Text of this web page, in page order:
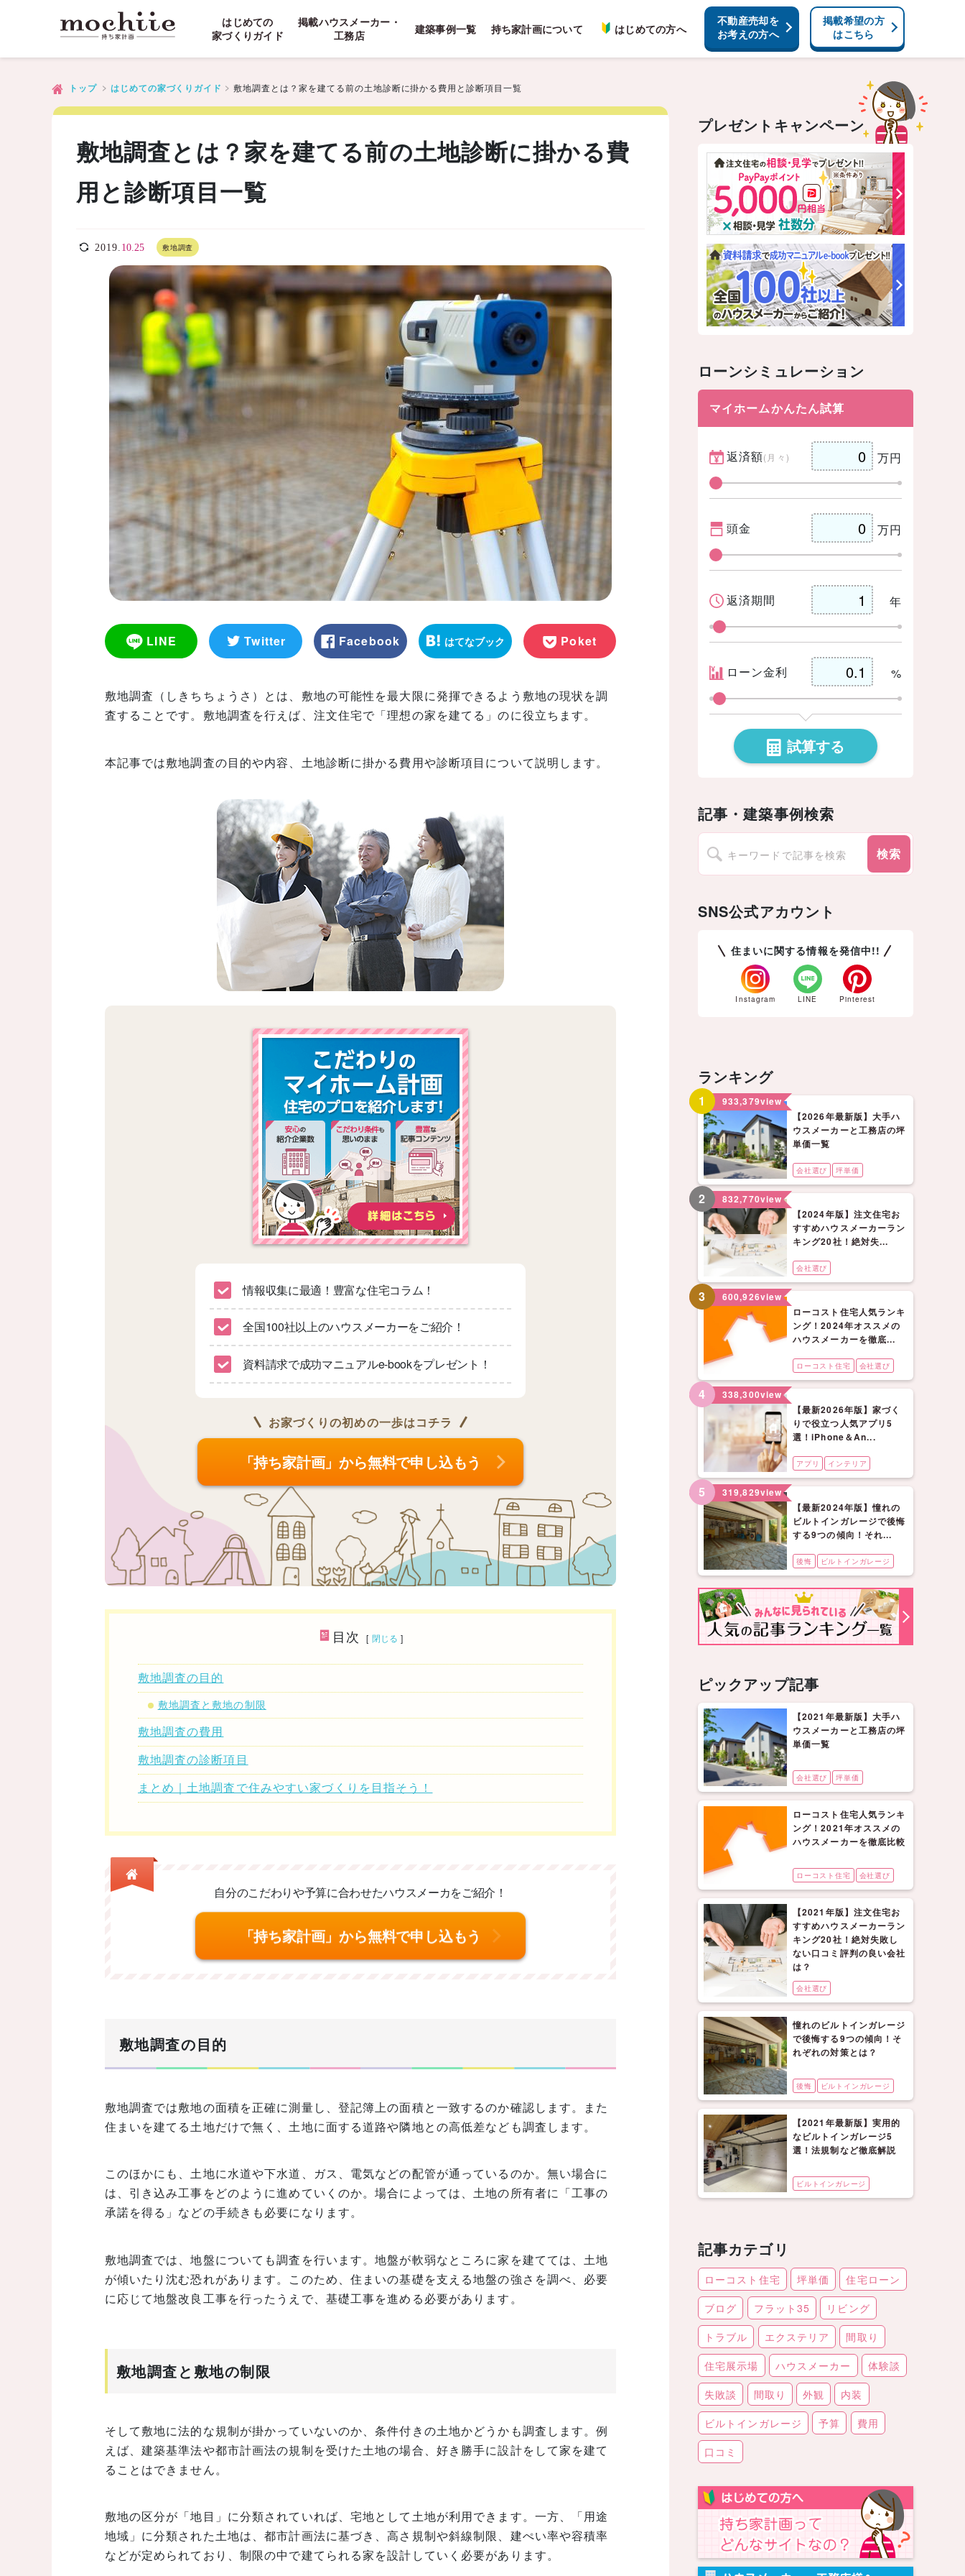
はじめての
家づくりガイド
掲載ハウスメーカー・
工務店
建築事例一覧 持ち家計画について はじめての方へ
不動産売却を
お考えの方へ
掲載希望の方
はこちら
トップ はじめての家づくりガイド 敷地調査とは？家を建てる前の土地診断に掛かる費用と診断項目一覧
敷地調査とは？家を建てる前の土地診断に掛かる費
用と診断項目一覧
2019. 10.25 敷地調査
LINE Twitter Facebook はてなブック Poket
敷地調査（しきちちょうさ）とは、敷地の可能性を最大限に発揮できるよう敷地の現状を調
査することです。敷地調査を行えば、注文住宅で「理想の家を建てる」のに役立ちます。
本記事では敷地調査の目的や内容、土地診断に掛かる費用や診断項目について説明します。
情報収集に最適！豊富な住宅コラム！
全国100社以上のハウスメーカーをご紹介！
資料請求で成功マニュアルe-bookをプレゼント！
お家づくりの初めの一歩はコチラ
「持ち家計画」から無料で申し込もう
目次 [ 閉じる ]
敷地調査の目的
敷地調査と敷地の制限
敷地調査の費用
敷地調査の診断項目
まとめ｜土地調査で住みやすい家づくりを目指そう！
自分のこだわりや予算に合わせたハウスメーカをご紹介！
「持ち家計画」から無料で申し込もう
敷地調査の目的
敷地調査では敷地の面積を正確に測量し、登記簿上の面積と一致するのか確認します。また
住まいを建てる土地だけで無く、土地に面する道路や隣地との高低差なども調査します。
このほかにも、土地に水道や下水道、ガス、電気などの配管が通っているのか。無い場合に
は、引き込み工事をどのように進めていくのか。場合によっては、土地の所有者に「工事の
承諾を得る」などの手続きも必要になります。
敷地調査では、地盤についても調査を行います。地盤が軟弱なところに家を建てては、土地
が傾いたり沈む恐れがあります。このため、住まいの基礎を支える地盤の強さを調べ、必要
に応じて地盤改良工事を行ったうえで、基礎工事を進める必要があります。
敷地調査と敷地の制限
そして敷地に法的な規制が掛かっていないのか、条件付きの土地かどうかも調査します。例
えば、建築基準法や都市計画法の規制を受けた土地の場合、好き勝手に設計をして家を建て
ることはできません。
敷地の区分が「地目」に分類されていれば、宅地として土地が利用できます。一方、「用途
地域」に分類された土地は、都市計画法に基づき、高さ規制や斜線制限、建ぺい率や容積率
などが定められており、制限の中で建てられる家を設計していく必要があります。
プレゼントキャンペーン
ローンシミュレーション
マイホームかんたん試算
返済額(月々) 万円
頭金 万円
返済期間 年
ローン金利 %
試算する
記事・建築事例検索
検索
SNS公式アカウント
住まいに関する情報を発信中!!
Instagram LINE Pinterest
ランキング
1 933,379view
【2026年最新版】大手ハ
ウスメーカーと工務店の坪
単価一覧
会社選び 坪単価
2 832,770view
【2024年版】注文住宅お
すすめハウスメーカーラン
キング20社！絶対失...
会社選び
3 600,926view
ローコスト住宅人気ランキ
ング！2024年オススメの
ハウスメーカーを徹底...
ローコスト住宅 会社選び
4 338,300view
【最新2026年版】家づく
りで役立つ人気アプリ5
選！iPhone＆An...
アプリ インテリア
5 319,829view
【最新2024年版】憧れの
ビルトインガレージで後悔
する9つの傾向！それ...
後悔 ビルトインガレージ
ピックアップ記事
【2021年最新版】大手ハ
ウスメーカーと工務店の坪
単価一覧
会社選び 坪単価
ローコスト住宅人気ランキ
ング！2021年オススメの
ハウスメーカーを徹底比較
ローコスト住宅 会社選び
【2021年版】注文住宅お
すすめハウスメーカーラン
キング20社！絶対失敗し
ない口コミ評判の良い会社
は？
会社選び
憧れのビルトインガレージ
で後悔する9つの傾向！そ
れぞれの対策とは？
後悔 ビルトインガレージ
【2021年最新版】実用的
なビルトインガレージ5
選！法規制など徹底解説
ビルトインガレージ
記事カテゴリ
ローコスト住宅 坪単価
住宅ローン
ブログ
フラット35
リビング
トラブル
エクステリア
間取り
住宅展示場
ハウスメーカー
体験談
失敗談
間取り 外観
内装
ビルトインガレージ
予算
費用
口コミ